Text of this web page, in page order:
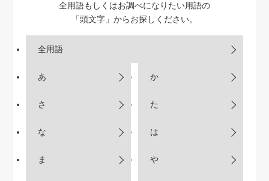
全用語もしくはお調べになりたい用語の
「頭文字」からお探しください。
全用語
あ か
さ た
な は
ま や